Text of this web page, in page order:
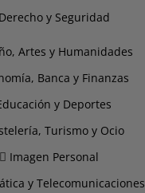
Derecho y Seguridad
Artes y Humanidades
Banca y Finanzas
y Deportes
Turismo y Ocio
Imagen Personal
y Telecomunicaciones